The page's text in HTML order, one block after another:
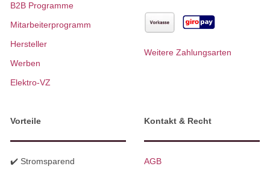
B2B Programme
Mitarbeiterprogramm
Hersteller
Werben
Elektro-VZ
Weitere Zahlungsarten
Vorteile
✔️ Stromsparend
Kontakt & Recht
AGB